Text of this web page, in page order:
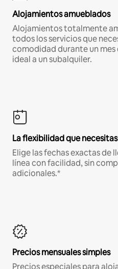
Alojamientos amueblados
Alojamientos totalmente
todos los servicios que
comodidad durante un mes
ideal a un subalquiler.
La flexibilidad que necesitas
Elige las fechas exactas de
línea con facilidad, sin
adicionales.*
Precios mensuales simples
Precios especiales para